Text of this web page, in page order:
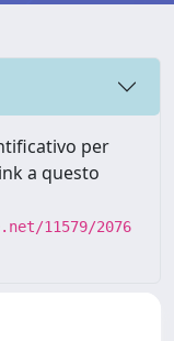
per
a questo
11579/2076